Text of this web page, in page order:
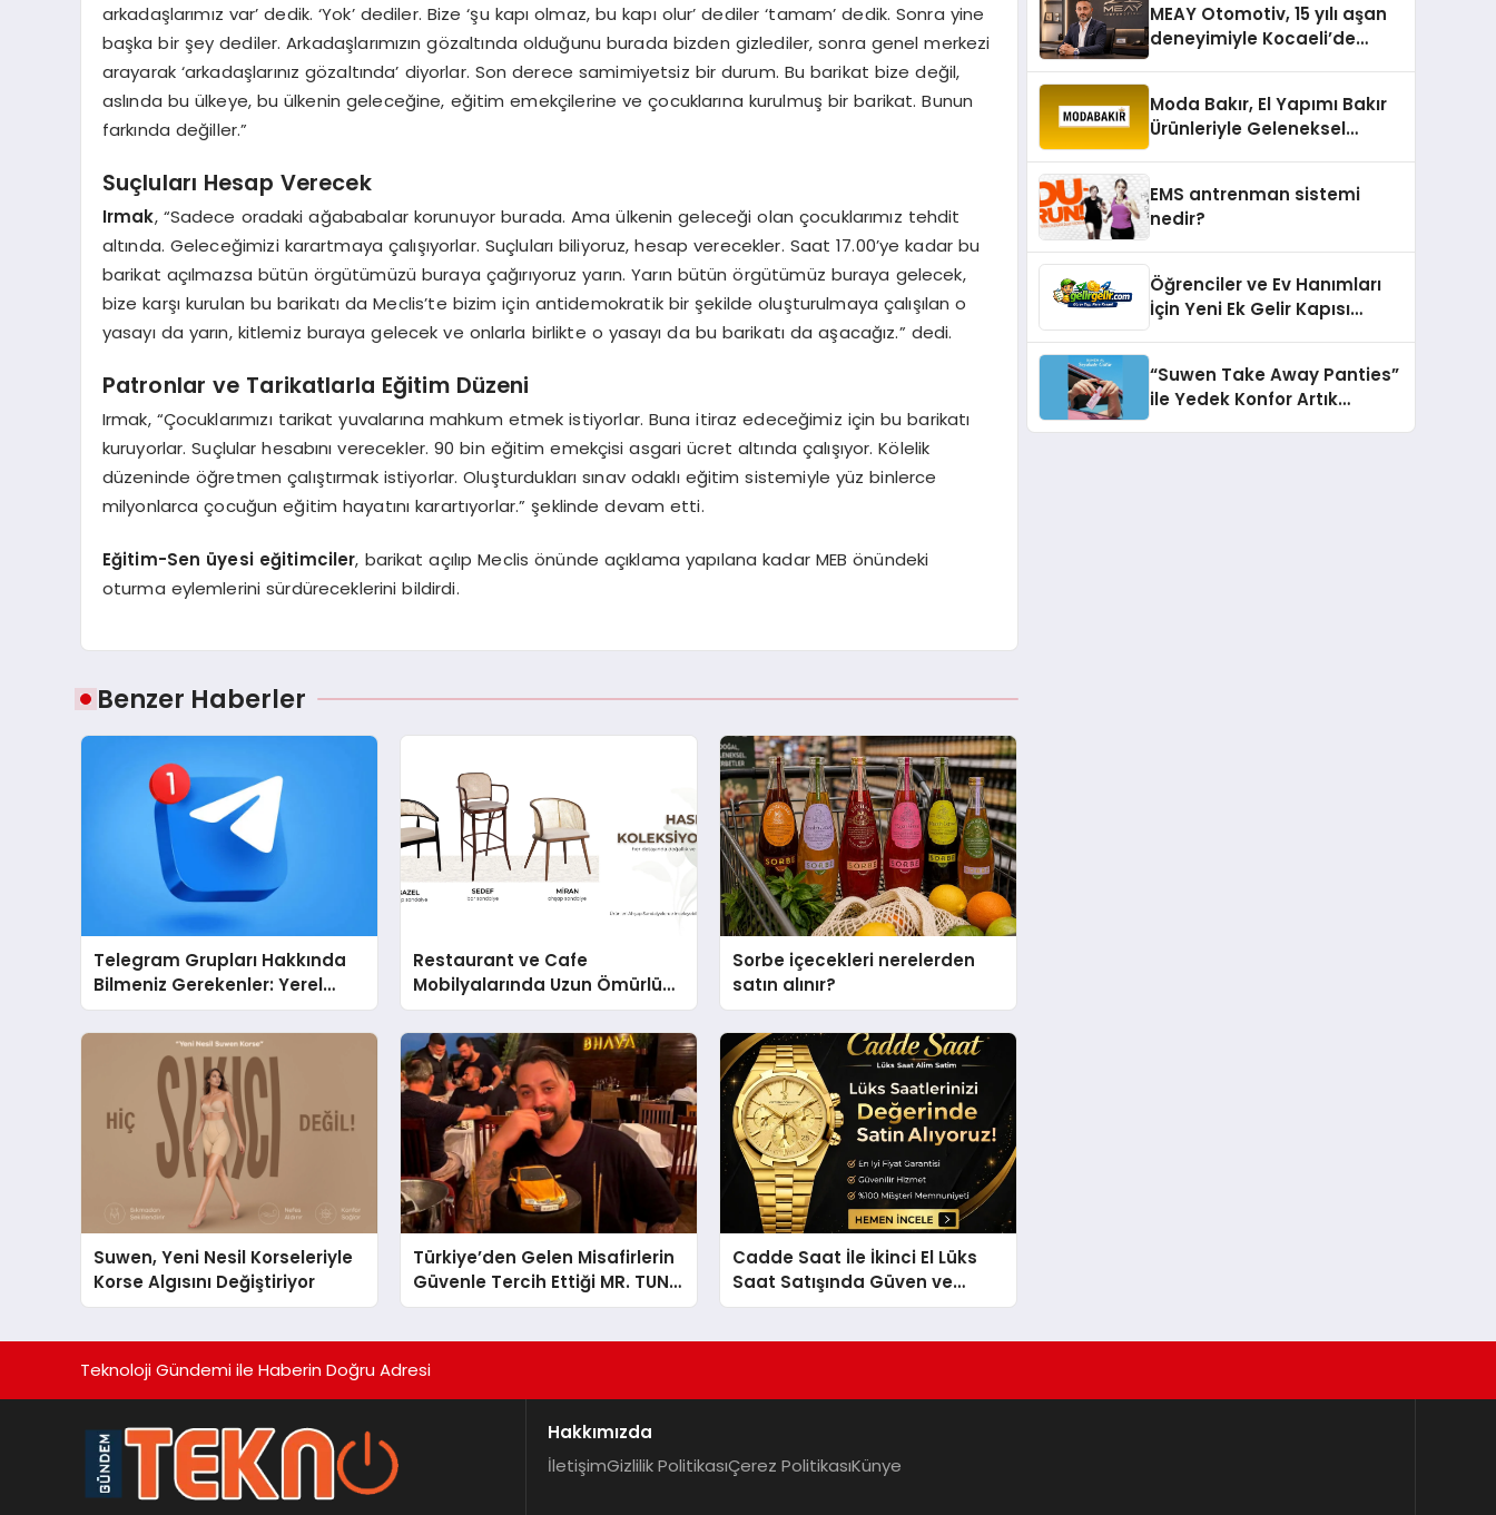
arkadaşlarımız var’ dedik. ‘Yok’ dediler. Bize ‘şu kapı olmaz, bu kapı olur’ dediler ‘tamam’ dedik. Sonra yine
başka bir şey dediler. Arkadaşlarımızın gözaltında olduğunu burada bizden gizlediler, sonra genel merkezi
arayarak ‘arkadaşlarınız gözaltında’ diyorlar. Son derece samimiyetsiz bir durum. Bu barikat bize değil,
aslında bu ülkeye, bu ülkenin geleceğine, eğitim emekçilerine ve çocuklarına kurulmuş bir barikat. Bunun
farkında değiller.”
Suçluları Hesap Verecek
Irmak, “Sadece oradaki ağababalar korunuyor burada. Ama ülkenin geleceği olan çocuklarımız tehdit
altında. Geleceğimizi karartmaya çalışıyorlar. Suçluları biliyoruz, hesap verecekler. Saat 17.00’ye kadar bu
barikat açılmazsa bütün örgütümüzü buraya çağırıyoruz yarın. Yarın bütün örgütümüz buraya gelecek,
bize karşı kurulan bu barikatı da Meclis’te bizim için antidemokratik bir şekilde oluşturulmaya çalışılan o
yasayı da yarın, kitlemiz buraya gelecek ve onlarla birlikte o yasayı da bu barikatı da aşacağız.” dedi.
Patronlar ve Tarikatlarla Eğitim Düzeni
Irmak, “Çocuklarımızı tarikat yuvalarına mahkum etmek istiyorlar. Buna itiraz edeceğimiz için bu barikatı
kuruyorlar. Suçlular hesabını verecekler. 90 bin eğitim emekçisi asgari ücret altında çalışıyor. Kölelik
düzeninde öğretmen çalıştırmak istiyorlar. Oluşturdukları sınav odaklı eğitim sistemiyle yüz binlerce
milyonlarca çocuğun eğitim hayatını karartıyorlar.” şeklinde devam etti.
Eğitim-Sen üyesi eğitimciler, barikat açılıp Meclis önünde açıklama yapılana kadar MEB önündeki
oturma eylemlerini sürdüreceklerini bildirdi.
Benzer Haberler
Telegram Grupları Hakkında
Bilmeniz Gerekenler: Yerel
Telegram Gruplarıyla
Şehrinizdeki Topluluklara
Restaurant ve Cafe
Mobilyalarında Uzun Ömürlü
Sandalye Nasıl Seçilir?
Sorbe içecekleri nerelerden
satın alınır?
Suwen, Yeni Nesil Korseleriyle
Korse Algısını Değiştiriyor
Türkiye’den Gelen Misafirlerin
Güvenle Tercih Ettiği MR. TUNA
Restaurant Uluslararası
Cadde Saat İle İkinci El Lüks
Saat Satışında Güven ve
Doğru Değerleme
MEAY Otomotiv, 15 yılı aşan
deneyimiyle Kocaeli’de
Moda Bakır, El Yapımı Bakır
Ürünleriyle Geleneksel
EMS antrenman sistemi
nedir?
Öğrenciler ve Ev Hanımları
İçin Yeni Ek Gelir Kapısı
“Suwen Take Away Panties”
ile Yedek Konfor Artık
Teknoloji Gündemi ile Haberin Doğru Adresi
Hakkımızda
İletişimGizlilik PolitikasıÇerez PolitikasıKünye